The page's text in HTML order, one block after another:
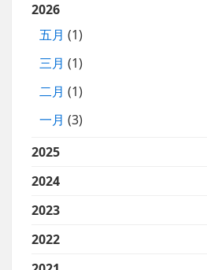
2026
五月 (1)
三月 (1)
二月 (1)
一月 (3)
2025
2024
2023
2022